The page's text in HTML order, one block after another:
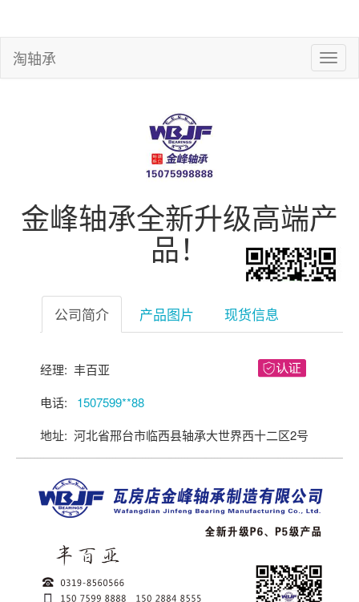
淘轴承
关注后进轴承群
金峰轴承全新升级高端产
品！
公司简介 产品图片 现货信息
经理: 丰百亚
电话: 1507599**88
地址: 河北省邢台市临西县轴承大世界西十二区2号